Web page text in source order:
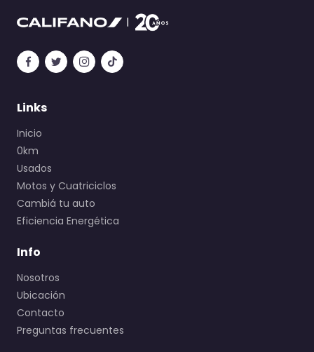
Links
Inicio
0km
Usados
Motos y Cuatriciclos
Cambiá tu auto
Eficiencia Energética
Info
Nosotros
Ubicación
Contacto
Preguntas frecuentes